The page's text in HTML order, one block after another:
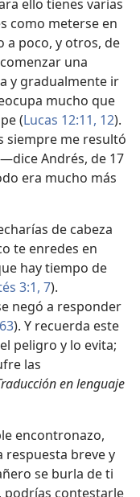
ello tienes varias
como meterse en
a poco, y otros, de
una
y gradualmente ir
mucho que
(Lucas 12:11, 12).
siempre me resultó
Andrés, de 17
era mucho más
de cabeza
te enredes en
hay tiempo de
3:1, 7).
negó a responder
). Y recuerda este
peligro y lo evita;
las
en lenguaje
encontronazo,
respuesta breve y
se burla de ti
contestarle